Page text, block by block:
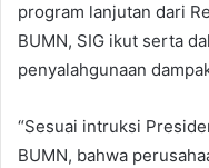
program lanjutan dari
BUMN, SIG ikut serta
penyalahgunaan
“Sesuai intruksi
BUMN, bahwa